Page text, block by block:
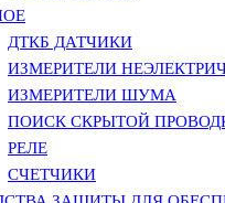
ДТКБ ДАТЧИКИ
ИЗМЕРИТЕЛИ
ИЗМЕРИТЕЛИ ШУМА
ПОИСК СКРЫТОЙ
РЕЛЕ
СЧЕТЧИКИ